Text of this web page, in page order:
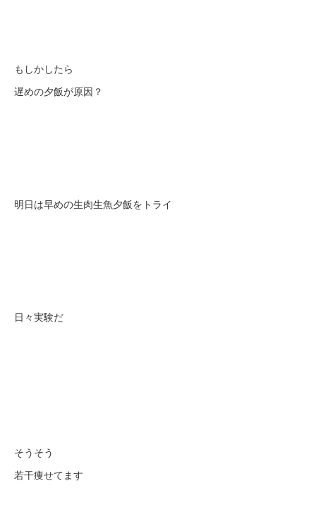
もしかしたら
遅めの夕飯が原因？
明日は早めの生肉生魚夕飯をトライ
日々実験だ
そうそう
若干痩せてます